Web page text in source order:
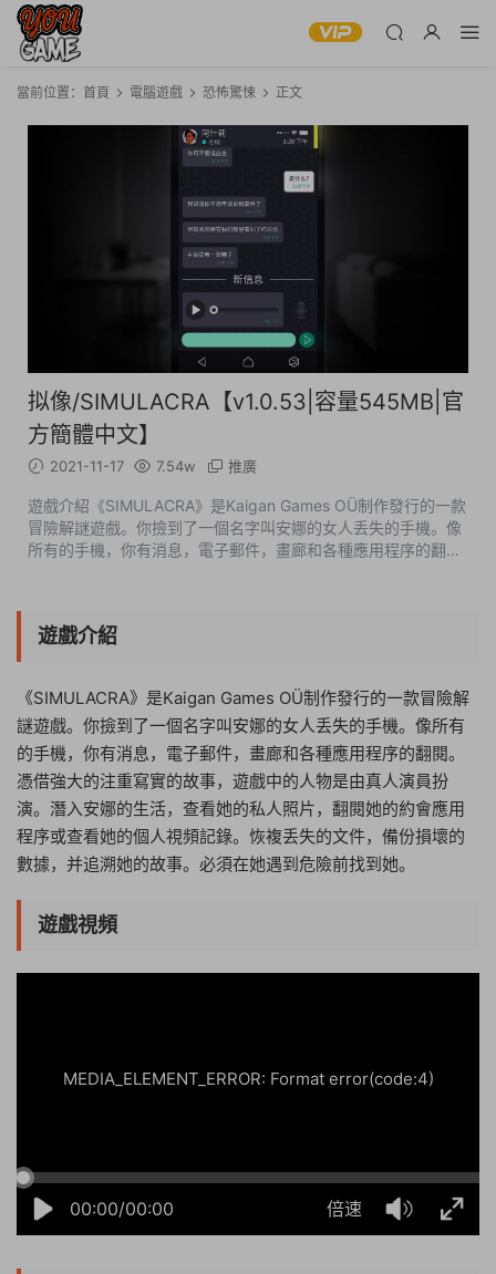
當前位置： 首頁 電腦遊戲 恐怖驚悚 正文
拟像/SIMULACRA【v1.0.53|容量545MB|官
方簡體中文】
2021-11-17 7.54w 推廣
遊戲介紹《SIMULACRA》是Kaigan Games OÜ制作發行的一款
冒險解謎遊戲。你撿到了一個名字叫安娜的女人丢失的手機。像
所有的手機，你有消息，電子郵件，畫廊和各種應用程序的翻
遊戲介紹
《SIMULACRA》是Kaigan Games OÜ制作發行的一款冒險解
謎遊戲。你撿到了一個名字叫安娜的女人丢失的手機。像所有
的手機，你有消息，電子郵件，畫廊和各種應用程序的翻閱。
憑借強大的注重寫實的故事，遊戲中的人物是由真人演員扮
演。潛入安娜的生活，查看她的私人照片，翻閱她的約會應用
程序或查看她的個人視頻記錄。恢複丢失的文件，備份損壞的
數據，并追溯她的故事。必須在她遇到危險前找到她。
遊戲視頻
00:00/00:00 倍速
MEDIA_ELEMENT_ERROR: Format error(code:4)